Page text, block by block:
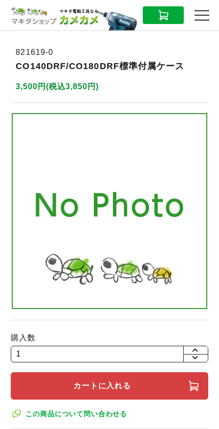
CART MENU
821619-0
CO140DRF/CO180DRF標準付属ケース
3,500円(税込3,850円)
購入数
+
カートに入れる
この商品について問い合わせる